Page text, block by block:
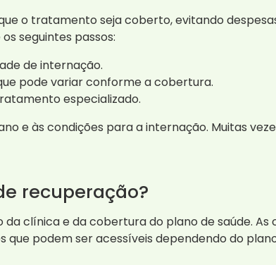
o tratamento seja coberto, evitando
seguintes passos:
de internação.
pode variar conforme a cobertura.
especializado.
e às condições para a internação. Muitas
recuperação?
clínica e da cobertura do plano de saúde. As
podem ser acessíveis dependendo do